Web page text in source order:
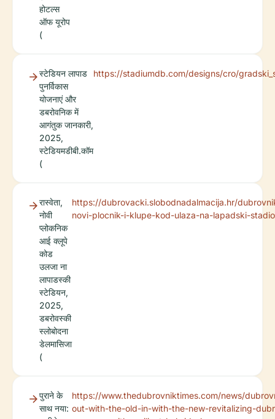
होटल्स
ऑफ यूरोप
(
स्टेडियन लापाड
पुनर्विकास
योजनाएं और
डबरोवनिक में
आगंतुक जानकारी,
2025,
स्टेडियमडीबी.कॉम
(
https://stadiumdb.com/designs/cro/
रास्वेता,
नोवी
प्लोकनिक
आई क्लूपे
कोड
उलजा ना
लापाडस्की
स्टेडियन,
2025,
डबरोवस्की
स्लोबोदना
डेलमासिजा
(
https://dubrovacki.slobodnadalmacija.hr/
novi-plocnik-i-klupe-kod-ulaza-na-lapadski-
पुराने के
साथ नया:
https://www.thedubrovniktimes.com/news/
out-with-the-old-in-with-the-new-revitalizing-